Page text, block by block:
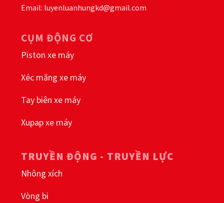
Email: luyenluanhungkd@gmail.com
CỤM ĐỘNG CƠ
Piston xe máy
Xéc măng xe máy
Tay biên xe máy
Xupap xe máy
TRUYỀN ĐỘNG - TRUYỀN LỰC
Nhông xích
Vòng bi